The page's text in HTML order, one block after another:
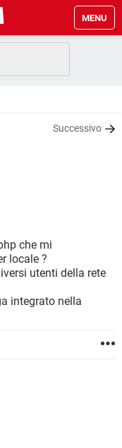
MENU
10
10
Successivo
che mi
locale ?
utenti della rete
integrato nella